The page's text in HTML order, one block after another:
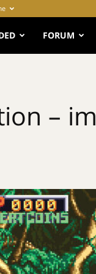
FORUM
– im